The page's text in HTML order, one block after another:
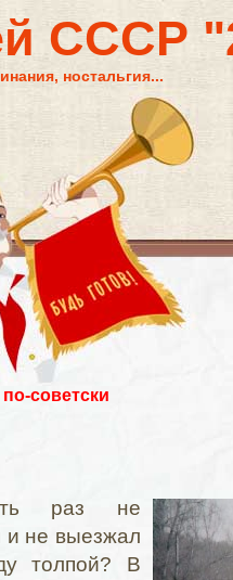
СССР
ностальгия...
советски
раз не
и не выезжал
толпой? В